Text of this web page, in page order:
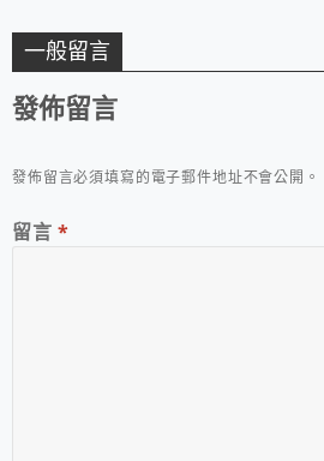
一般留言
發佈留言
發佈留言必須填寫的電子郵件地址不會公開。
留言 *